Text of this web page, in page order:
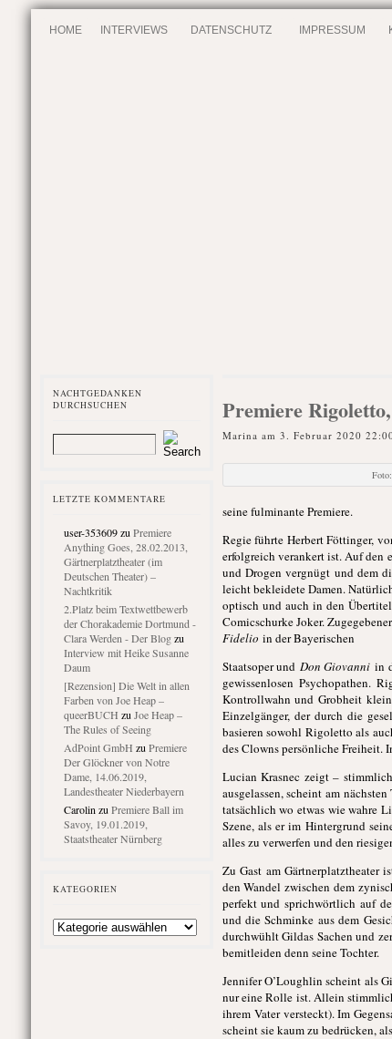
HOME INTERVIEWS DATENSCHUTZ IMPRESSUM
NACHTGEDANKEN
DURCHSUCHEN
LETZTE KOMMENTARE
user-353609zu Premiere
Anything Goes, 28.02.2013,
Gärtnerplatztheater (im
Deutschen Theater) –
Nachtkritik
2.Platz beim Textwettbewerb
der Chorakademie Dortmund -
Clara Werden - Der Blogzu
Interview mit Heike Susanne
Daum
[Rezension] Die Welt in allen
Farben von Joe Heap –
queerBUCH zu Joe Heap –
The Rules of Seeing
AdPoint GmbH zu Premiere
Der Glöckner von Notre
Dame, 14.06.2019,
Landestheater Niederbayern
Carolin zu Premiere Ball im
Savoy, 19.01.2019,
Staatstheater Nürnberg
KATEGORIEN
Kategorien
Premiere
Marina am 3. Februar 2020
seine fulminante Premiere.
Regie führte Herbert Föttinger,
erfolgreich verankert ist. Auf den
und Drogen vergnügt und dem
leicht bekleidete Damen.
optisch und auch in den
Comicschurke Joker.
Fidelio in der Bayerischen
Staatsoper und Don Giovanni in
gewissenlosen Psychopathen.
Kontrollwahn und Grobheit
Einzelgänger, der durch die
basieren sowohl Rigoletto als
des Clowns persönliche Freiheit.
Lucian Krasnec zeigt –
ausgelassen, scheint am
tatsächlich wo etwas wie wahre
Szene, als er im Hintergrund
alles zu verwerfen und den
Zu Gast am
den Wandel zwischen dem
perfekt und sprichwörtlich auf
und die Schminke aus dem
durchwühlt Gildas Sachen und
bemitleiden denn seine Tochter.
Jennifer O’Loughlin scheint als
nur eine Rolle ist. Allein
ihrem Vater versteckt). Im
scheint sie kaum zu bedrücken,